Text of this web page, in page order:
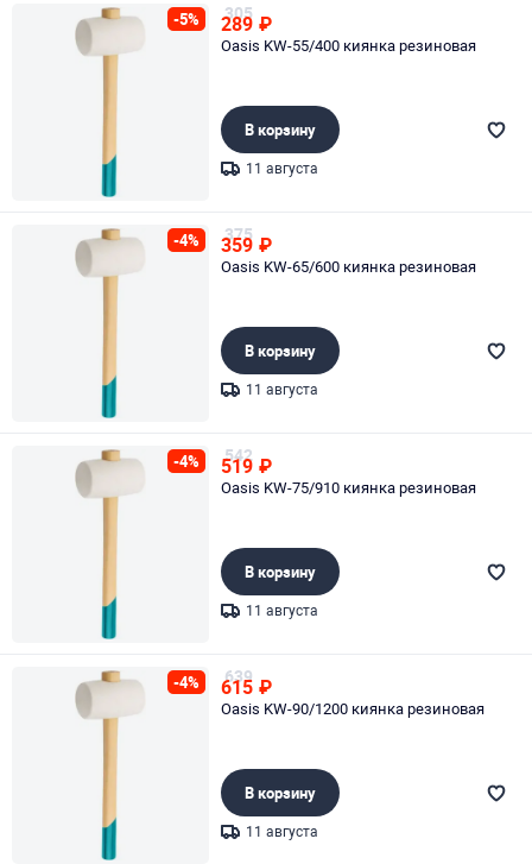
-5% 305
289 ₽
Oasis KW-55/400 киянка резиновая
В корзину
11 августа
-4% 375
359 ₽
Oasis KW-65/600 киянка резиновая
В корзину
11 августа
-4% 542
519 ₽
Oasis KW-75/910 киянка резиновая
В корзину
11 августа
-4% 639
615 ₽
Oasis KW-90/1200 киянка резиновая
В корзину
11 августа